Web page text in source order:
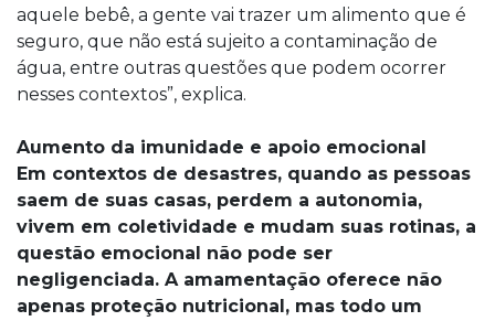
aquele bebê, a gente vai trazer um alimento que é
seguro, que não está sujeito a contaminação de
água, entre outras questões que podem ocorrer
nesses contextos”, explica.
Aumento da imunidade e apoio emocional
Em contextos de desastres, quando as pessoas
saem de suas casas, perdem a autonomia,
vivem em coletividade e mudam suas rotinas, a
questão emocional não pode ser
negligenciada. A amamentação oferece não
apenas proteção nutricional, mas todo um